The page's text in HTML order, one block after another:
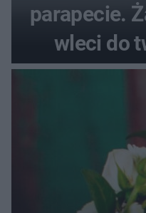
parapecie.
wleci do